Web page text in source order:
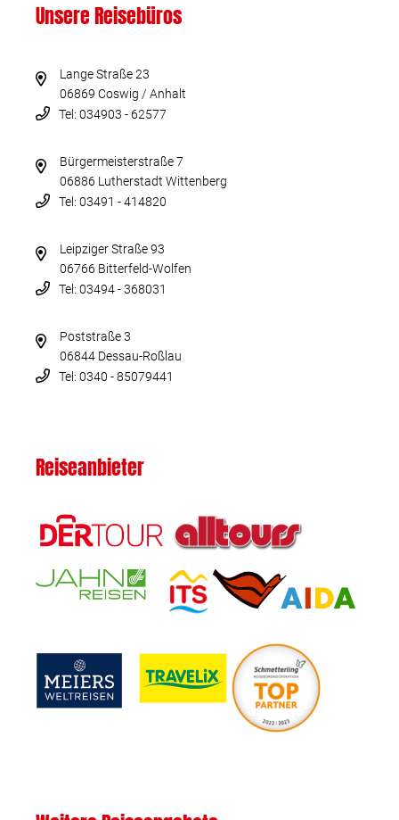
Unsere Reisebüros
Lange Straße 23
06869 Coswig / Anhalt
Tel: 034903 - 62577
Bürgermeisterstraße 7
06886 Lutherstadt Wittenberg
Tel: 03491 - 414820
Leipziger Straße 93
06766 Bitterfeld-Wolfen
Tel: 03494 - 368031
Poststraße 3
06844 Dessau-Roßlau
Tel: 0340 - 85079441
Reiseanbieter